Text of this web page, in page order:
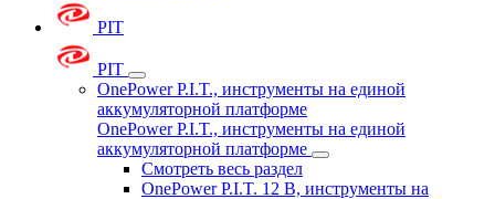
PIT
PIT
OnePower P.I.T., инструменты на единой
аккумуляторной платформе
OnePower P.I.T., инструменты на единой
аккумуляторной платформе
Смотреть весь раздел
OnePower P.I.T. 12 В, инструменты на